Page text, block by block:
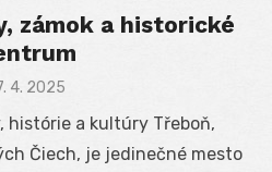
zámok a historické
4. 2025
histórie a kultúry Třeboň,
Čiech, je jedinečné mesto